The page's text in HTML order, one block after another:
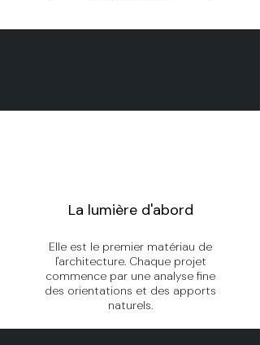
La lumière d'abord
Elle est le premier matériau de
l'architecture. Chaque projet
commence par une analyse fine
des orientations et des apports
naturels.